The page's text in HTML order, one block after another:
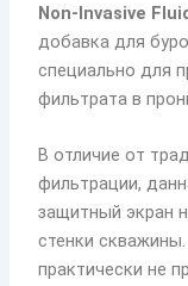
Non-Invasive
добавка для
специально для
фильтрата в
В отличие от
фильтрации,
защитный экран
стенки
практически не